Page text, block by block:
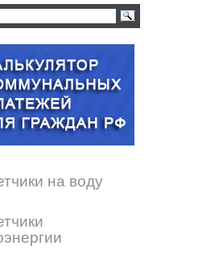
на воду